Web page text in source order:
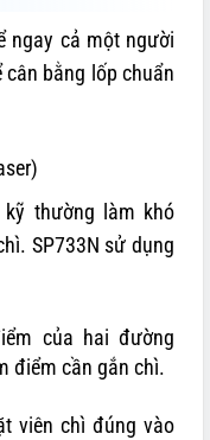
ngay cả một người
bằng lốp chuẩn
kỹ thường làm khó
SP733N sử dụng
của hai đường
điểm cần gắn chì.
viên chì đúng vào